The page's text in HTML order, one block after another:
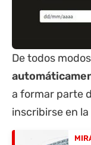
De todos
a formar parte
inscribirse en la